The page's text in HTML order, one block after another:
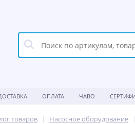
ОПЛАТА ЧАВО
товаров Насосное оборудование